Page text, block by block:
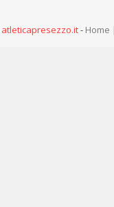
atleticapresezzo.it- Home